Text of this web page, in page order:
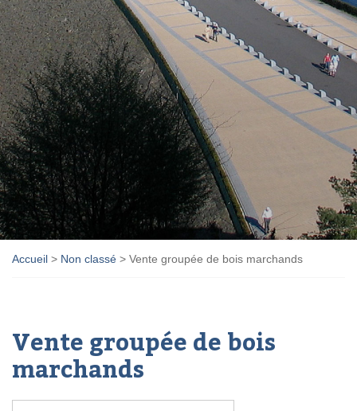
Accueil > Non classé > Vente groupée de bois marchands
Vente groupée de bois
marchands